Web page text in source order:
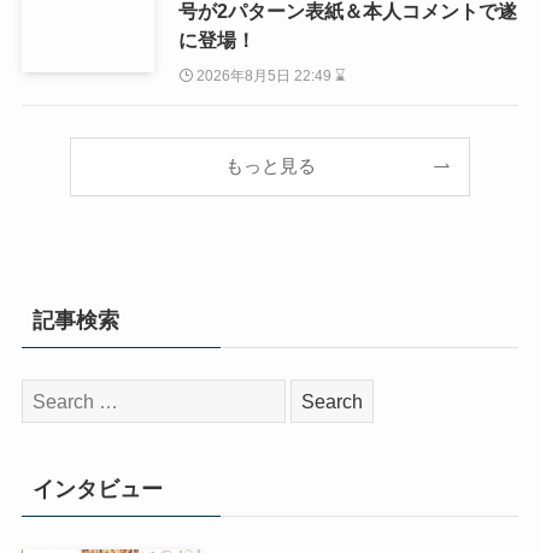
号が2パターン表紙＆本人コメントで遂
に登場！
2026年8月5日 22:49 ⌛
もっと見る
記事検索
検
索:
インタビュー